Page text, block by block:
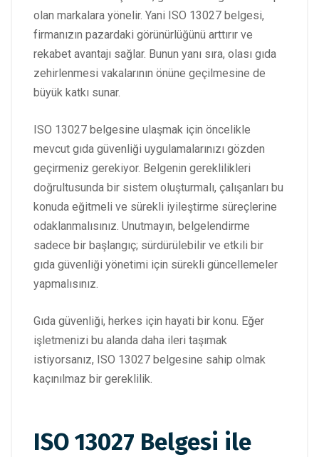
olan markalara yönelir. Yani ISO 13027 belgesi,
firmanızın pazardaki görünürlüğünü arttırır ve
rekabet avantajı sağlar. Bunun yanı sıra, olası gıda
zehirlenmesi vakalarının önüne geçilmesine de
büyük katkı sunar.
ISO 13027 belgesine ulaşmak için öncelikle
mevcut gıda güvenliği uygulamalarınızı gözden
geçirmeniz gerekiyor. Belgenin gereklilikleri
doğrultusunda bir sistem oluşturmalı, çalışanları bu
konuda eğitmeli ve sürekli iyileştirme süreçlerine
odaklanmalısınız. Unutmayın, belgelendirme
sadece bir başlangıç; sürdürülebilir ve etkili bir
gıda güvenliği yönetimi için sürekli güncellemeler
yapmalısınız.
Gıda güvenliği, herkes için hayati bir konu. Eğer
işletmenizi bu alanda daha ileri taşımak
istiyorsanız, ISO 13027 belgesine sahip olmak
kaçınılmaz bir gereklilik.
ISO 13027 Belgesi ile